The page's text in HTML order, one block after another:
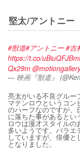
堅太/アントニー
#獣道#アントニー #吉
https://t.co/uBiuQFJBml
Qx29m
— 映画『獣道』
亮太がいる不良グルー
マテンロウというコ
のハーフなのですが、
に落ちた事があるとい
ロウは漫才スタイル
多いようです。バラ
していますが、俳優
となりました。